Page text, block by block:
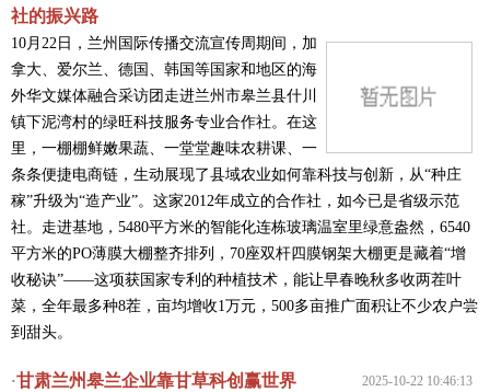
社的振兴路
10月22日，兰州国际传播交流宣传周期间，加
拿大、爱尔兰、德国、韩国等国家和地区的海
外华文媒体融合采访团走进兰州市皋兰县什川
镇下泥湾村的绿旺科技服务专业合作社。在这
里，一棚棚鲜嫩果蔬、一堂堂趣味农耕课、一
条条便捷电商链，生动展现了县域农业如何靠科技与创新，从“种庄
稼”升级为“造产业”。这家2012年成立的合作社，如今已是省级示范
社。走进基地，5480平方米的智能化连栋玻璃温室里绿意盎然，6540
平方米的PO薄膜大棚整齐排列，70座双杆四膜钢架大棚更是藏着“增
收秘诀”——这项获国家专利的种植技术，能让早春晚秋多收两茬叶
菜，全年最多种8茬，亩均增收1万元，500多亩推广面积让不少农户尝
到甜头。
2025-10-22 10:46:13
·甘肃兰州皋兰企业靠甘草科创赢世界